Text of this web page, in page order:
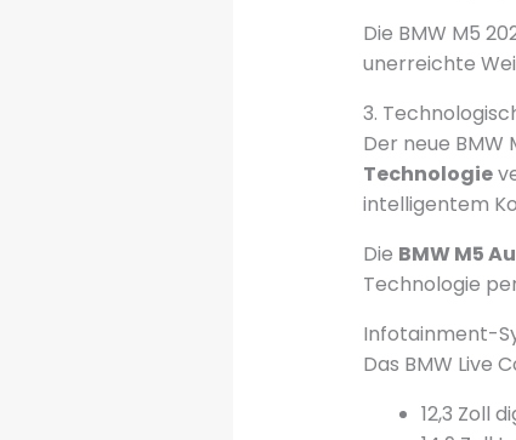
Die BMW M5
unerreichte
3.
Der neue
Technologie
intelligentem
Die BMW M5
Technologie
Infotainment-
Das BMW Live
12,3 Zoll